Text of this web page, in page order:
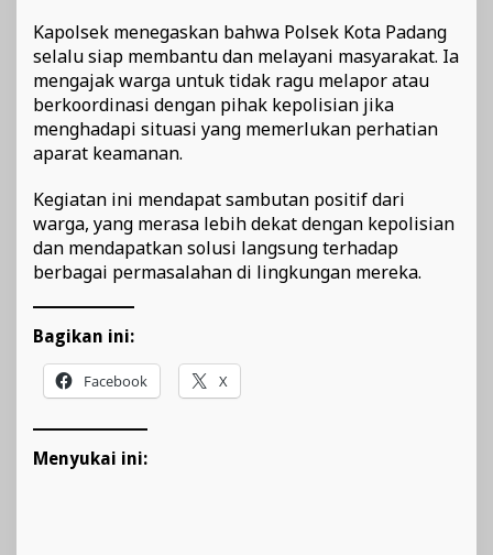
Kapolsek menegaskan bahwa Polsek Kota Padang
selalu siap membantu dan melayani masyarakat. Ia
mengajak warga untuk tidak ragu melapor atau
berkoordinasi dengan pihak kepolisian jika
menghadapi situasi yang memerlukan perhatian
aparat keamanan.
Kegiatan ini mendapat sambutan positif dari
warga, yang merasa lebih dekat dengan kepolisian
dan mendapatkan solusi langsung terhadap
berbagai permasalahan di lingkungan mereka.
Bagikan ini:
Facebook X
Menyukai ini: